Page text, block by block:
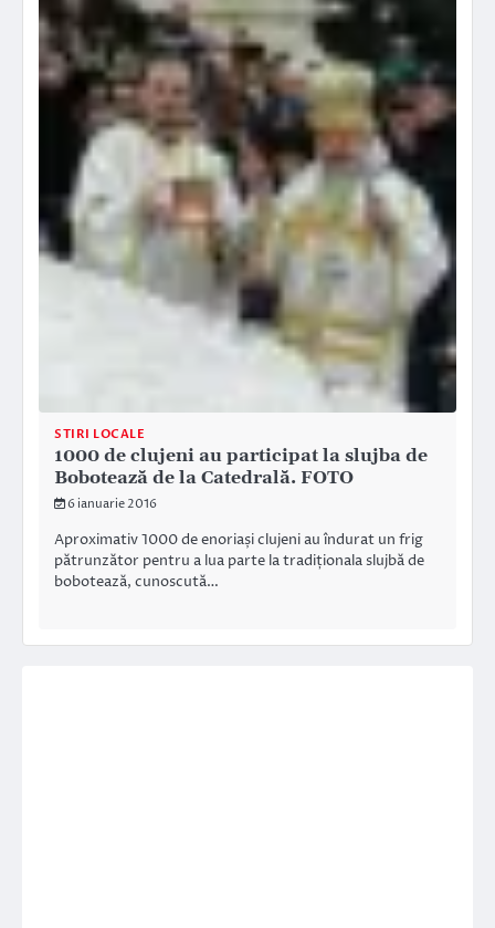
STIRI LOCALE
1000 de clujeni au participat la slujba de
Bobotează de la Catedrală. FOTO
6 ianuarie 2016
Aproximativ 1000 de enoriași clujeni au îndurat un frig
pătrunzător pentru a lua parte la tradiționala slujbă de
bobotează, cunoscută…